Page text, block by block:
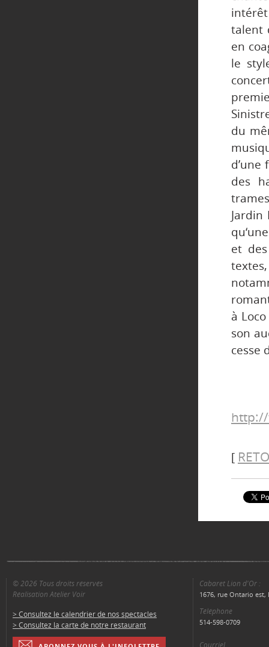
talent
en
le
du
d’une
des
et
à
son
cesse
[
© 2026 Tous droits réservés
Réalisation Atelier Voir
> Consultez le calendrier de nos spectacles
> Consultez la carte de notre restaurant
Cabaret Lion d'Or :
1676, rue Ontario est,
Téléphone
514-598-0709
Courriel